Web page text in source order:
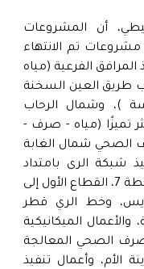
أن المشروعات
شملت 47 مشروعًا منتهيًا، تضم 6 مشروعات تم الانتهاء
تنفيذ المرافق الفرعية (مياه
العين السخنة
)، وشمال الرحاب
تميزًا (مياه - صرف -
الصحي شمال الغابة
فدان، وتنفيذ شبكة الرى بامتداد
المدينة، وخط الانحدار الرئيسي من محطة 7، القطاع الأول إلى
وخط الري قطر
الثانية، والأعمال الميكانيكية
الصحي المعالجة
الأم، وأعمال تنفيذ